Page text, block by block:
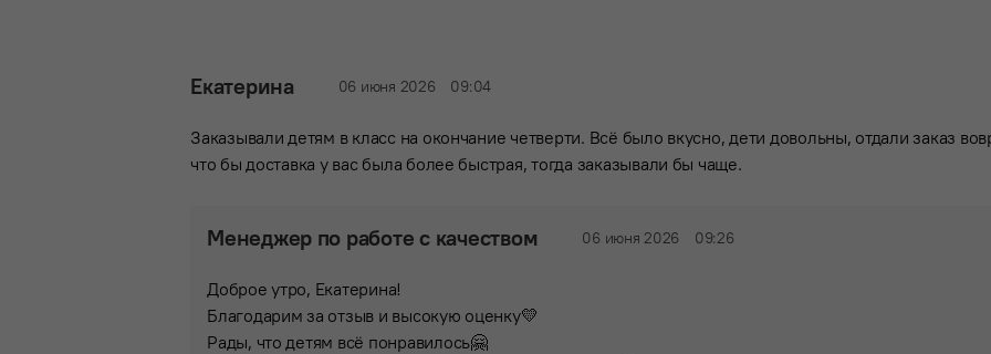
Екатерина 06 июня 2026 09:04
Заказывали детям в класс на окончание четверти. Всё было вкусно, дети довольны, отдали заказ
что бы доставка у вас была более быстрая, тогда заказывали бы чаще.
Менеджер по работе с качеством 06 июня 2026 09:26
Доброе утро, Екатерина!
Благодарим за отзыв и высокую оценку💛
Рады, что детям всё понравилось🤗